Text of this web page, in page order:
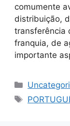
comumente
distribuição,
transferência
franquia, de
importante